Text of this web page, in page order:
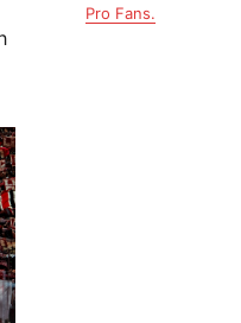
Pro Fans.